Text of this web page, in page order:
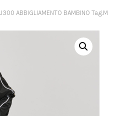
ABBIGLIAMENTO BAMBINO Tag.M